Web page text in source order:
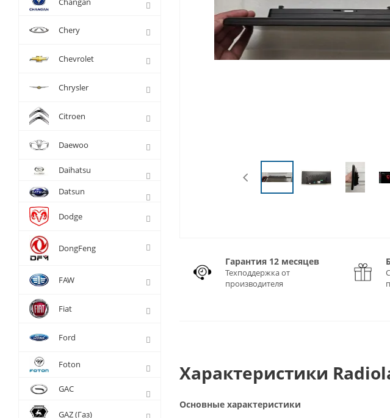
Гарантия 12 месяцев
Техподдержка от
производителя
Характеристики
Основные характеристики
Chery
Chevrolet
Chrysler
Citroen
Daewoo
Daihatsu
Datsun
Dodge
DongFeng
FAW
Fiat
Ford
Foton
GAC
GAZ (Газ)